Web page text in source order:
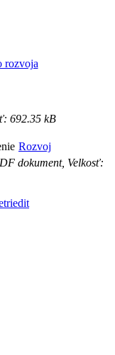
rozvoja
692.35 kB
Rozvoj
dokument, Velkosť: